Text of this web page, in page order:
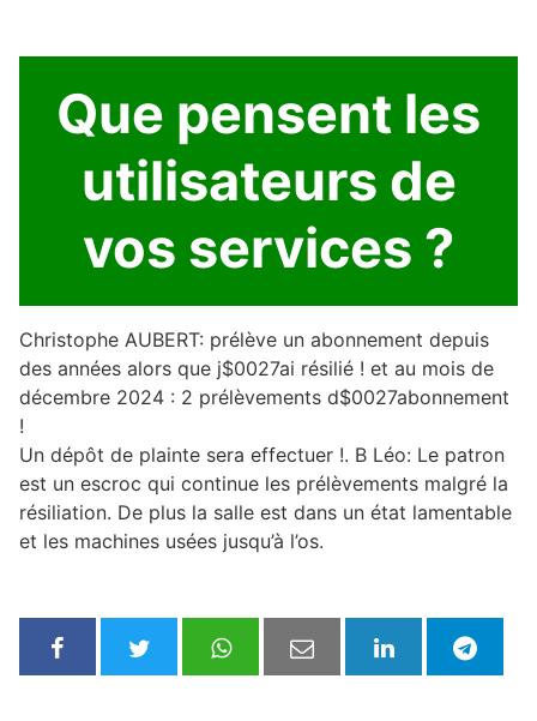
Que pensent les
utilisateurs de
vos services ?
Christophe AUBERT: prélève un abonnement depuis
des années alors que j$0027ai résilié ! et au mois de
décembre 2024 : 2 prélèvements d$0027abonnement
!
Un dépôt de plainte sera effectuer !. B Léo: Le patron
est un escroc qui continue les prélèvements malgré la
résiliation. De plus la salle est dans un état lamentable
et les machines usées jusqu’à l’os.